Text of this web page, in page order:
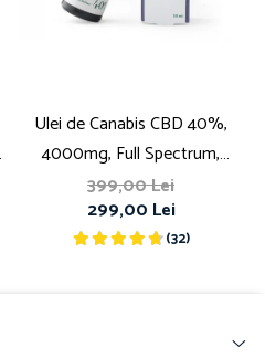
Ulei de Canabis CBD 40%,
4000mg, Full Spectrum,
Premium, 10ml
399,00 Lei
299,00 Lei
(32)